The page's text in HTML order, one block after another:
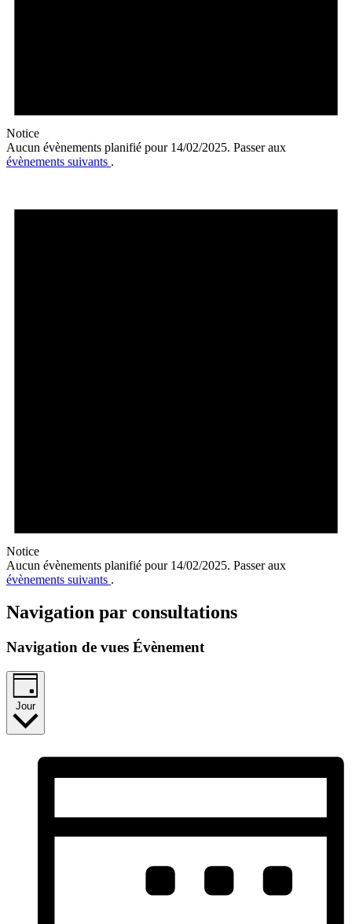
Notice
Aucun évènements planifié pour 14/02/2025. Passer aux
évènements suivants .
Notice
Aucun évènements planifié pour 14/02/2025. Passer aux
évènements suivants .
Navigation par consultations
Navigation de vues Évènement
Jour